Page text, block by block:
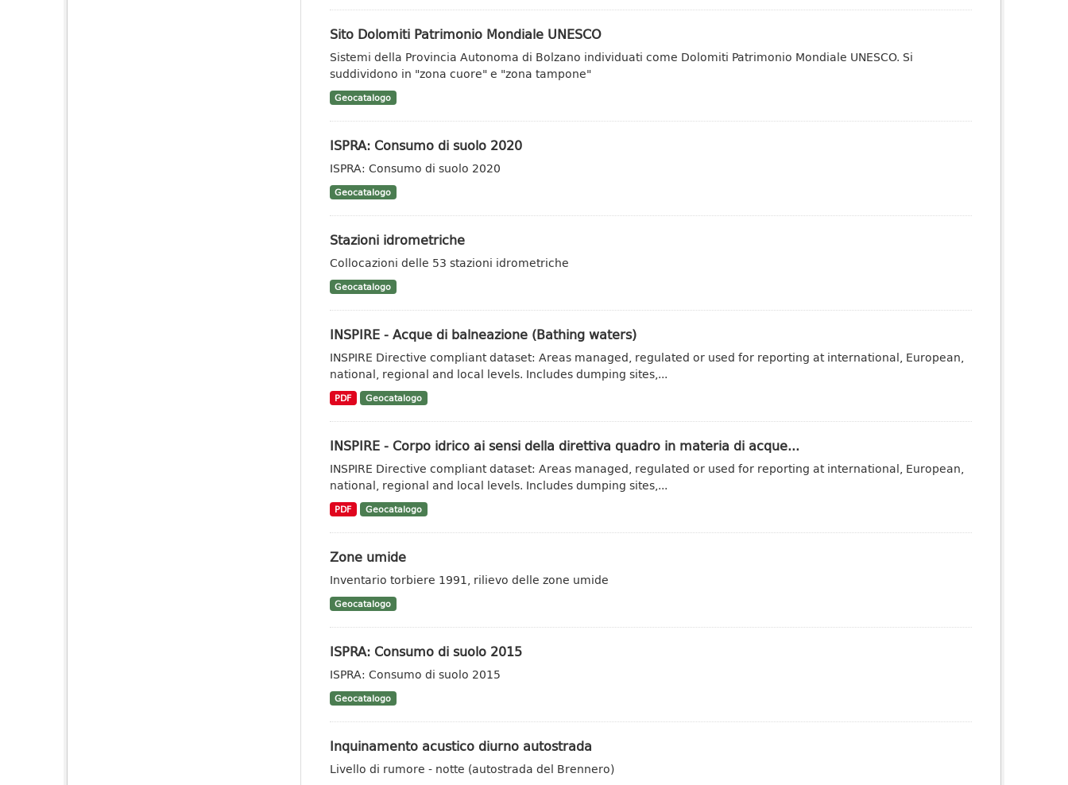
Sito Dolomiti Patrimonio Mondiale UNESCO
Sistemi della Provincia Autonoma di Bolzano individuati come Dolomiti Patrimonio Mondiale UNESCO. Si
suddividono in "zona cuore" e "zona tampone"
Geocatalogo
ISPRA: Consumo di suolo 2020
ISPRA: Consumo di suolo 2020
Geocatalogo
Stazioni idrometriche
Collocazioni delle 53 stazioni idrometriche
Geocatalogo
INSPIRE - Acque di balneazione (Bathing waters)
INSPIRE Directive compliant dataset: Areas managed, regulated or used for reporting at international, European,
national, regional and local levels. Includes dumping sites,...
PDF Geocatalogo
INSPIRE - Corpo idrico ai sensi della direttiva quadro in materia di acque...
INSPIRE Directive compliant dataset: Areas managed, regulated or used for reporting at international, European,
national, regional and local levels. Includes dumping sites,...
PDF Geocatalogo
Zone umide
Inventario torbiere 1991, rilievo delle zone umide
Geocatalogo
ISPRA: Consumo di suolo 2015
ISPRA: Consumo di suolo 2015
Geocatalogo
Inquinamento acustico diurno autostrada
Livello di rumore - notte (autostrada del Brennero)